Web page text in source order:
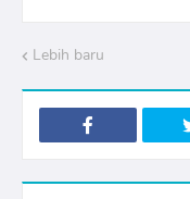
Lebih baru